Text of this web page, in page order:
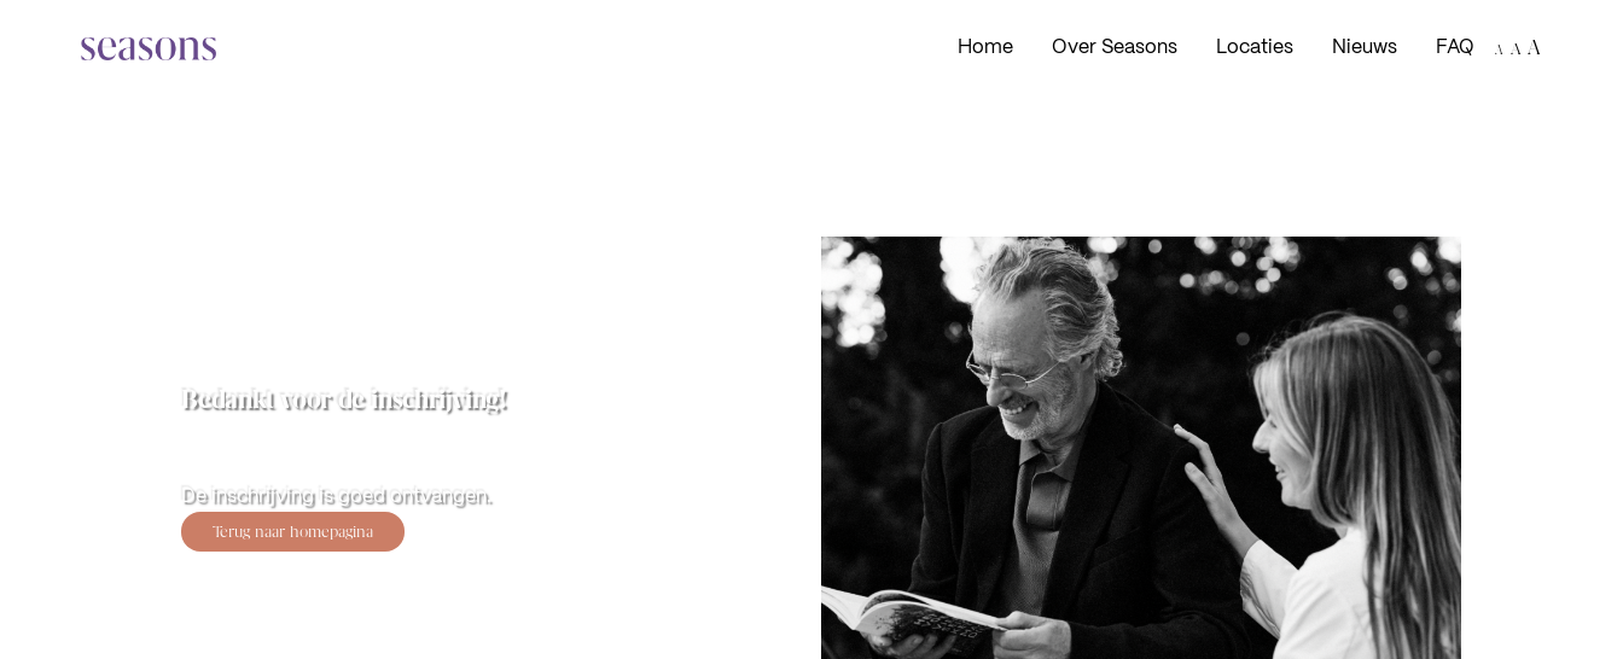
Home Over Seasons Locaties Nieuws FAQ A A A
Bedankt voor de inschrijving!
De inschrijving is goed ontvangen.
Terug naar homepagina